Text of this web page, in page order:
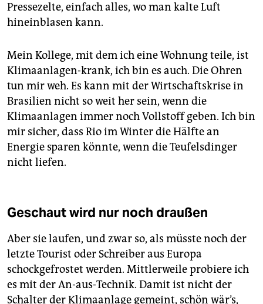
Pressezelte, einfach alles, wo man kalte Luft
hineinblasen kann.
Mein Kollege, mit dem ich eine Wohnung teile, ist
Klimaanlagen-krank, ich bin es auch. Die Ohren
tun mir weh. Es kann mit der Wirtschaftskrise in
Brasilien nicht so weit her sein, wenn die
Klimaanlagen immer noch Vollstoff geben. Ich bin
mir sicher, dass Rio im Winter die Hälfte an
Energie sparen könnte, wenn die Teufelsdinger
nicht liefen.
Geschaut wird nur noch draußen
Aber sie laufen, und zwar so, als müsste noch der
letzte Tourist oder Schreiber aus Europa
schockgefrostet werden. Mittlerweile probiere ich
es mit der An-aus-Technik. Damit ist nicht der
Schalter der Klimaanlage gemeint, schön wär’s,